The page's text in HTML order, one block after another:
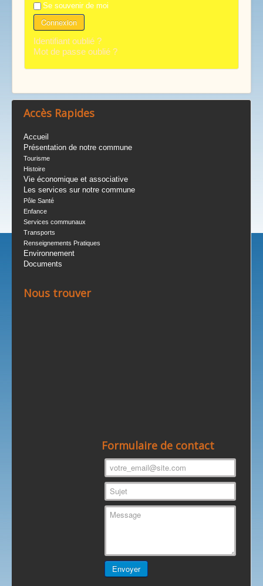
Se souvenir de moi
Connexion
Identifiant oublié ?
Mot de passe oublié ?
Accès Rapides
Accueil
Présentation de notre commune
Tourisme
Histoire
Vie économique et associative
Les services sur notre commune
Pôle Santé
Enfance
Services communaux
Transports
Renseignements Pratiques
Environnement
Documents
Nous trouver
Formulaire de contact